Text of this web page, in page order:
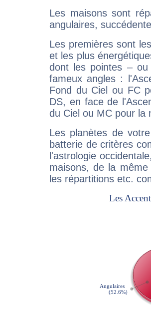
Les maisons sont
angulaires,
Les premières sont
et les plus
dont les pointes –
fameux angles :
Fond du Ciel ou FC
DS, en face de
du Ciel ou MC pour la
Les planètes de
batterie de critères
l'astrologie
maisons, de la
les répartitions etc.